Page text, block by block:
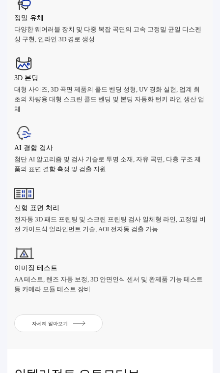
정밀 유체
다양한 웨어러블 장치 및 다중 복잡 곡면의 고속 고정밀 균일 디스펜
싱 구현, 인라인 3D 경로 생성
3D 본딩
대형 사이즈, 3D 곡면 제품의 콜드 벤딩 성형, UV 경화 실현, 업계 최
초의 차량용 대형 스크린 콜드 벤딩 및 본딩 자동화 턴키 라인 생산 업
체
AI 결함 검사
첨단 AI 알고리즘 및 검사 기술로 투명 소재, 자유 곡면, 다층 구조 제
품의 표면 결함 측정 및 검출 지원
신형 표면 처리
전자동 3D 패드 프린팅 및 스크린 프린팅 검사 일체형 라인, 고정밀 비
전 가이드식 얼라인먼트 기술, AOI 전자동 검출 가능
이미징 테스트
AA 테스트, 렌즈 자동 보정, 3D 안면인식 센서 및 완제품 기능 테스트
등 카메라 모듈 테스트 장비
자세히 알아보기